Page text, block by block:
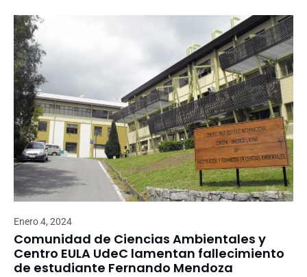
Enero 4, 2024
Comunidad de Ciencias Ambientales y
Centro EULA UdeC lamentan fallecimiento
de estudiante Fernando Mendoza